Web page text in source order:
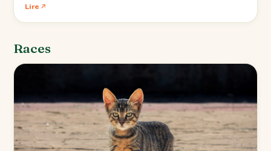
Lire
Races